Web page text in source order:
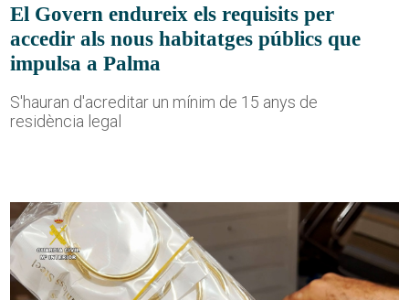
El Govern endureix els requisits per
accedir als nous habitatges públics que
impulsa a Palma
S'hauran d'acreditar un mínim de 15 anys de
residència legal